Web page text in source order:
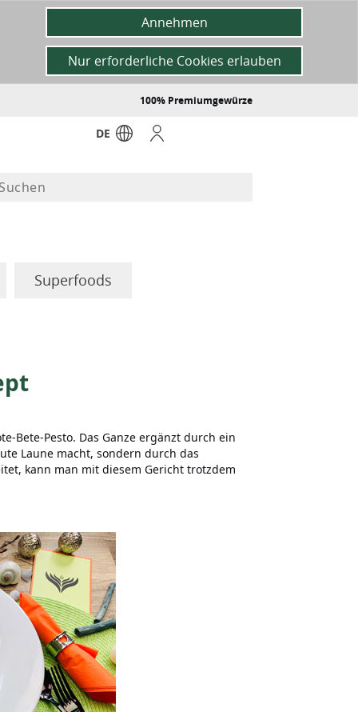
100% Premiumgewürze
DE
Superfoods
Bete-Pesto. Das Ganze ergänzt durch ein
Laune macht, sondern durch das
kann man mit diesem Gericht trotzdem
Annehmen
Nur erforderliche Cookies erlauben